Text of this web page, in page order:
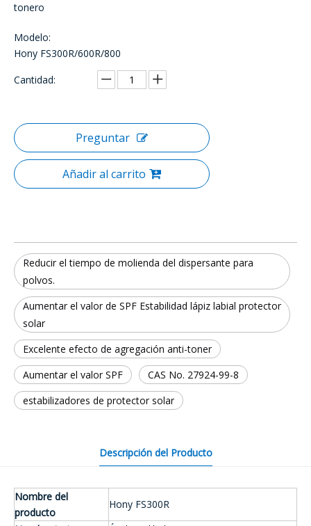
tonero
Modelo:
Hony FS300R/600R/800
Cantidad:
Preguntar
Añadir al carrito
Reducir el tiempo de molienda del dispersante para
polvos.
Aumentar el valor de SPF Estabilidad lápiz labial protector
solar
Excelente efecto de agregación anti-toner
Aumentar el valor SPF
CAS No. 27924-99-8
estabilizadores de protector solar
Descripción del Producto
Nombre del
producto
Hony FS300R